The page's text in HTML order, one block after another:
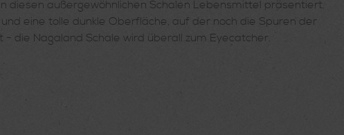
diesen außergewöhnlichen Schalen Lebensmittel präsentiert.
eine tolle dunkle Oberfläche, auf der noch die Spuren der
die Nagaland Schale wird überall zum Eyecatcher.